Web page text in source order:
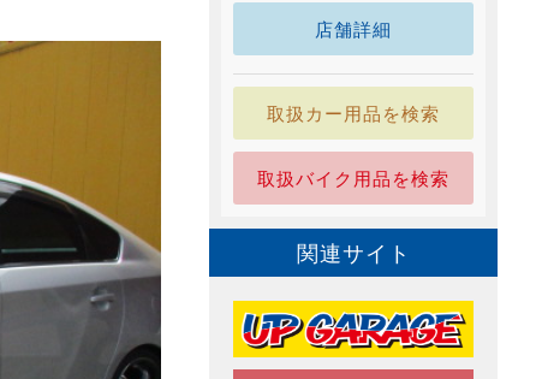
店舗詳細
取扱カー用品を検索
取扱バイク用品を検索
関連サイト